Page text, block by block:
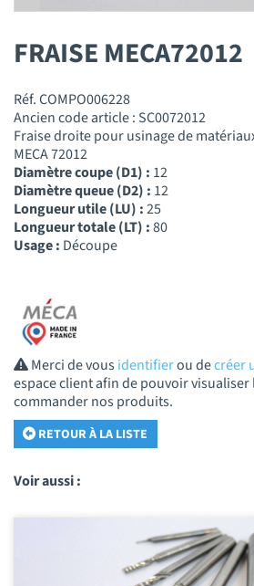
FRAISE MECA72012
Réf. COMPO006228
Ancien code article : SC0072012
Fraise droite pour usinage de
MECA 72012
Diamètre coupe (D1) : 12
Diamètre queue (D2) : 12
Longueur utile (LU) :25
Longueur totale (LT) :80
Usage : Découpe
Merci de vousidentifierou decréer
espace client afin de pouvoir visualiser
commander nos produits.
RETOUR À LA LISTE
Voir aussi :